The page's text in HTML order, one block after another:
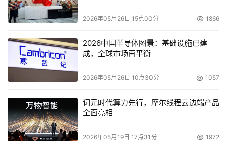
2026年05月26日 15点00分 1866
2026中国半导体图景：基础设施已建
成，全球市场再平衡
2026年05月26日 10点30分 1057
词元时代算力先行，摩尔线程云边端产品
全面亮相
2026年05月19日 17点31分 1972